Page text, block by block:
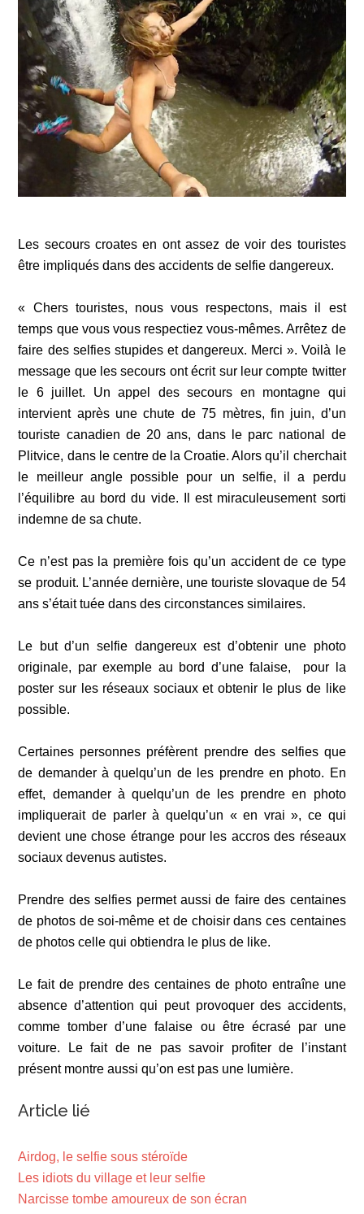
Les secours croates en ont assez de voir des touristes
être impliqués dans des accidents de selfie dangereux.
« Chers touristes, nous vous respectons, mais il est
temps que vous vous respectiez vous-mêmes. Arrêtez de
faire des selfies stupides et dangereux. Merci ». Voilà le
message que les secours ont écrit sur leur compte twitter
le 6 juillet. Un appel des secours en montagne qui
intervient après une chute de 75 mètres, fin juin, d’un
touriste canadien de 20 ans, dans le parc national de
Plitvice, dans le centre de la Croatie. Alors qu’il cherchait
le meilleur angle possible pour un selfie, il a perdu
l’équilibre au bord du vide. Il est miraculeusement sorti
indemne de sa chute.
Ce n’est pas la première fois qu’un accident de ce type
se produit. L’année dernière, une touriste slovaque de 54
ans s’était tuée dans des circonstances similaires.
Le but d’un selfie dangereux est d’obtenir une photo
originale, par exemple au bord d’une falaise, pour la
poster sur les réseaux sociaux et obtenir le plus de like
possible.
Certaines personnes préfèrent prendre des selfies que
de demander à quelqu’un de les prendre en photo. En
effet, demander à quelqu’un de les prendre en photo
impliquerait de parler à quelqu’un « en vrai », ce qui
devient une chose étrange pour les accros des réseaux
sociaux devenus autistes.
Prendre des selfies permet aussi de faire des centaines
de photos de soi-même et de choisir dans ces centaines
de photos celle qui obtiendra le plus de like.
Le fait de prendre des centaines de photo entraîne une
absence d’attention qui peut provoquer des accidents,
comme tomber d’une falaise ou être écrasé par une
voiture. Le fait de ne pas savoir profiter de l’instant
présent montre aussi qu’on est pas une lumière.
Article lié
Airdog, le selfie sous stéroïde
Les idiots du village et leur selfie
Narcisse tombe amoureux de son écran